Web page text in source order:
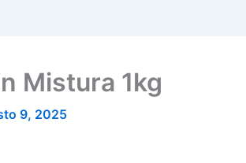
Mistura 1kg
9, 2025